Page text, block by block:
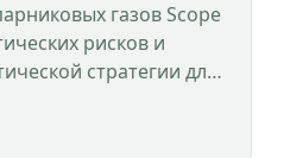
газов Scope
рисков и
стратегии для